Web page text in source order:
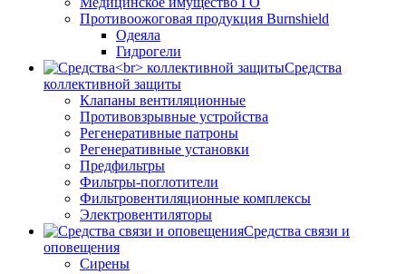
Противоожоговая продукция Burnshield
Одеяла
Гидрогели
Средства
коллективной защиты
Клапаны вентиляционные
Противовзрывные устройства
Регенеративные патроны
Регенеративные установки
Предфильтры
Фильтры-поглотители
Фильтровентиляционные комплексы
Электровентиляторы
Средства связи и
оповещения
Сирены